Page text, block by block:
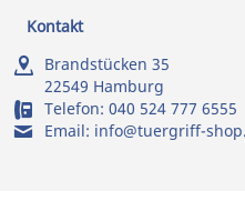
Kontakt
Brandstücken 35
22549 Hamburg
Telefon: 040 524 777 6555
Email: info@tuergriff-